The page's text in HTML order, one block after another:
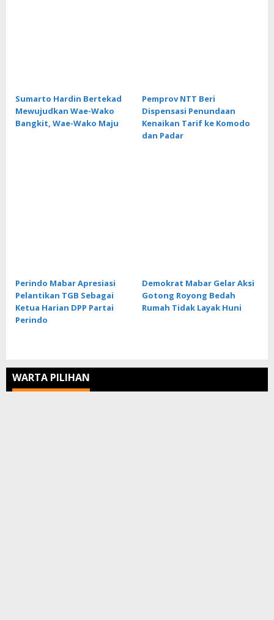
Sumarto Hardin Bertekad
Mewujudkan Wae-Wako
Bangkit, Wae-Wako Maju
Pemprov NTT Beri
Dispensasi Penundaan
Kenaikan Tarif ke Komodo
dan Padar
Perindo Mabar Apresiasi
Pelantikan TGB Sebagai
Ketua Harian DPP Partai
Perindo
Demokrat Mabar Gelar Aksi
Gotong Royong Bedah
Rumah Tidak Layak Huni
WARTA PILIHAN